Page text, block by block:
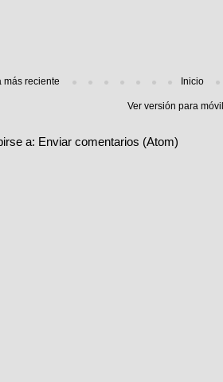
más reciente Inicio
Ver versión para
a: Enviar comentarios (Atom)